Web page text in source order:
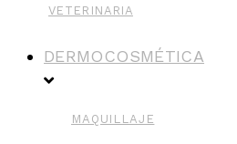
VETERINARIA
DERMOCOSMÉTICA
MAQUILLAJE